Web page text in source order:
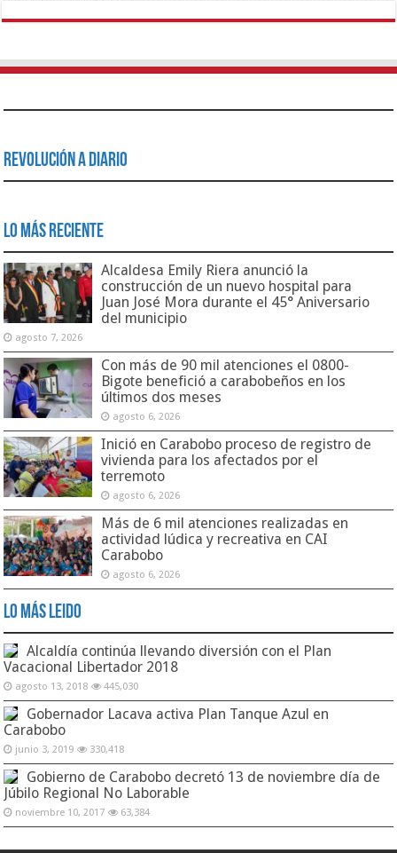
Revolución a Diario
Lo Más Reciente
Alcaldesa Emily Riera anunció la
construcción de un nuevo hospital para
Juan José Mora durante el 45° Aniversario
del municipio
agosto 7, 2026
Con más de 90 mil atenciones el 0800-
Bigote benefició a carabobeños en los
últimos dos meses
agosto 6, 2026
Inició en Carabobo proceso de registro de
vivienda para los afectados por el
terremoto
agosto 6, 2026
Más de 6 mil atenciones realizadas en
actividad lúdica y recreativa en CAI
Carabobo
agosto 6, 2026
Lo Más Leido
Alcaldía continúa llevando diversión con el Plan
Vacacional Libertador 2018
agosto 13, 2018 445,030
Gobernador Lacava activa Plan Tanque Azul en
Carabobo
junio 3, 2019 330,418
Gobierno de Carabobo decretó 13 de noviembre día de
Júbilo Regional No Laborable
noviembre 10, 2017 63,384